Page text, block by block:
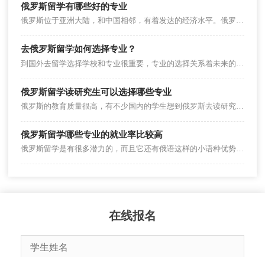
俄罗斯留学有哪些好的专业
俄罗斯位于亚洲大陆，和中国相邻，有着发达的经济水平。俄罗斯留学有哪些好的专业？
去俄罗斯留学如何选择专业？
俄罗斯留学读研究生可以选择哪些专业
俄罗斯的教育质量很高，有不少国内的学生想到俄罗斯去读研究生，如果要申请俄罗斯留学的研究生的话选择什么专业好呢？
俄罗斯留学哪些专业的就业率比较高
俄罗斯留学是有很多潜力的，而且它还有俄语这样的小语种优势，所以对于留学生来说它的留学还是有比较好的发展前景。那么在俄罗斯留学，有什么专业就业率较高？
在线报名